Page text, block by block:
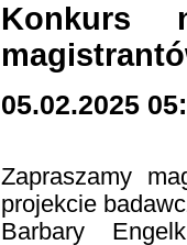
Konkurs
05.02.2025
Zapraszamy
projekcie
Barbary